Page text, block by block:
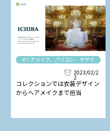
#ヘアメイク、パリコレ、デザイ
ナー
2023/02/2
2
コレクションでは衣装デザイン
からヘアメイクまで担当